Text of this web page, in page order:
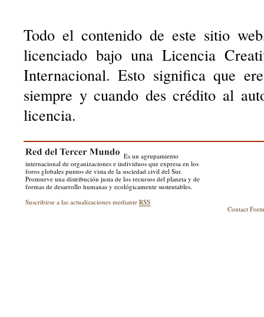
Todo el contenido de este sitio
licenciado bajo una Licencia
Internacional. Esto significa que
siempre y cuando des crédito al
licencia.
Es un agrupamiento
internacional de organizaciones e individuos que expresa en los
foros globales puntos de vista de la sociedad civil del Sur.
Promueve una distribución justa de los recursos del planeta y de
formas de desarrollo humanas y ecológicamente sustentables.
Suscribirse a las actualizaciones medianteRSS
Contact Form